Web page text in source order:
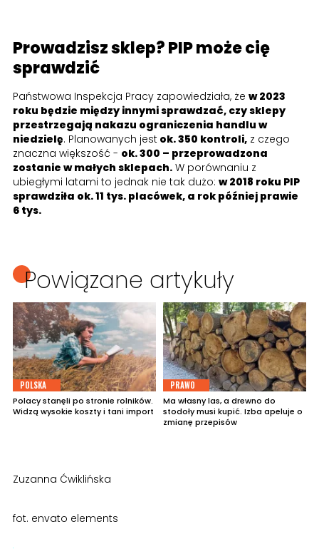
Prowadzisz sklep? PIP może cię
sprawdzić
Państwowa Inspekcja Pracy zapowiedziała, że w 2023
roku będzie między innymi sprawdzać, czy sklepy
przestrzegają nakazu ograniczenia handlu w
niedzielę. Planowanych jest ok. 350 kontroli, z czego
znaczna większość - ok. 300 – przeprowadzona
zostanie w małych sklepach. W porównaniu z
ubiegłymi latami to jednak nie tak dużo: w 2018 roku PIP
sprawdziła ok. 11 tys. placówek, a rok później prawie
6 tys.
Powiązane artykuły
POLSKA
Polacy stanęli po stronie rolników.
Widzą wysokie koszty i tani import
PRAWO
Ma własny las, a drewno do
stodoły musi kupić. Izba apeluje o
zmianę przepisów
Zuzanna Ćwiklińska
fot. envato elements